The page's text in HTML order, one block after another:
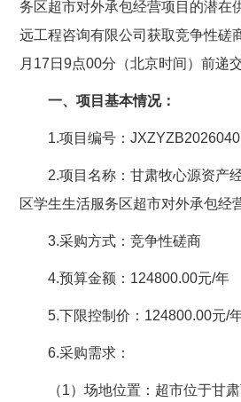
务区超市对外承包经营项目的潜在
远工程咨询有限公司获取竞争性磋
月17日9点00分（北京时间）前递
一、项目基本情况：
1.项目编号：
2.项目名称：甘肃牧心源资产
区学生生活服务区超市对外承包经
3.采购方式：竞争性磋商
4.预算金额：124800.00元/年
5.下限控制价：124800.00元/
6.采购需求：
（1）场地位置：超市位于甘